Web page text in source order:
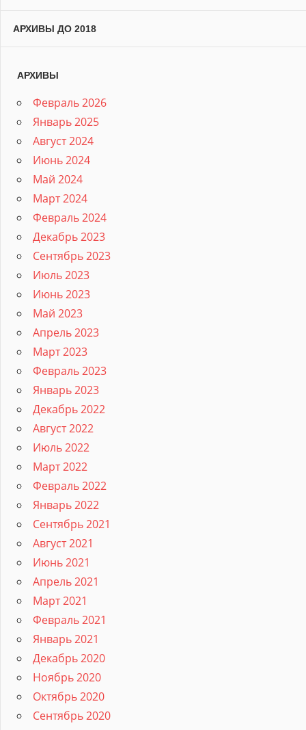
АРХИВЫ ДО 2018
АРХИВЫ
Февраль 2026
Январь 2025
Август 2024
Июнь 2024
Май 2024
Март 2024
Февраль 2024
Декабрь 2023
Сентябрь 2023
Июль 2023
Июнь 2023
Май 2023
Апрель 2023
Март 2023
Февраль 2023
Январь 2023
Декабрь 2022
Август 2022
Июль 2022
Март 2022
Февраль 2022
Январь 2022
Сентябрь 2021
Август 2021
Июнь 2021
Апрель 2021
Март 2021
Февраль 2021
Январь 2021
Декабрь 2020
Ноябрь 2020
Октябрь 2020
Сентябрь 2020